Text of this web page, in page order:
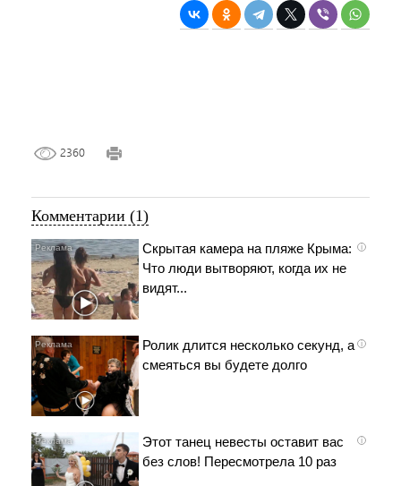
2360
Комментарии (1)
i
Скрытая камера на пляже Крыма:
Что люди вытворяют, когда их не
видят...
i
Ролик длится несколько секунд, а
смеяться вы будете долго
i
Этот танец невесты оставит вас
без слов! Пересмотрела 10 раз